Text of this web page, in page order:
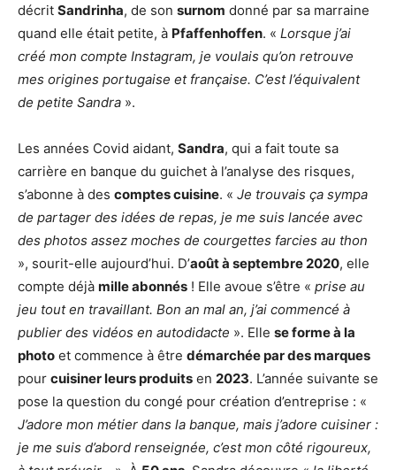
décrit Sandrinha, de son surnom donné par sa marraine
quand elle était petite, à Pfaffenhoffen. « Lorsque j’ai
créé mon compte Instagram, je voulais qu’on retrouve
mes origines portugaise et française. C’est l’équivalent
de petite Sandra ».
Les années Covid aidant, Sandra, qui a fait toute sa
carrière en banque du guichet à l’analyse des risques,
s’abonne à des comptes cuisine. « Je trouvais ça sympa
de partager des idées de repas, je me suis lancée avec
des photos assez moches de courgettes farcies au thon
», sourit-elle aujourd’hui. D’août à septembre 2020, elle
compte déjà mille abonnés ! Elle avoue s’être « prise au
jeu tout en travaillant. Bon an mal an, j’ai commencé à
publier des vidéos en autodidacte ». Elle se forme à la
photo et commence à être démarchée par des marques
pour cuisiner leurs produits en 2023. L’année suivante se
pose la question du congé pour création d’entreprise : «
J’adore mon métier dans la banque, mais j’adore cuisiner :
je me suis d’abord renseignée, c’est mon côté rigoureux,